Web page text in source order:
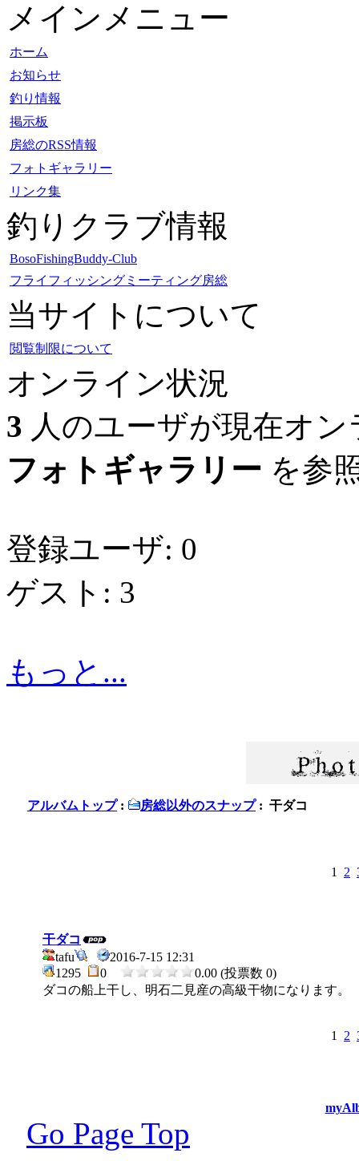
メインメニュー
ホーム
お知らせ
釣り情報
掲示板
房総のRSS情報
フォトギャラリー
リンク集
釣りクラブ情報
BosoFishingBuddy-Club
フライフィッシングミーティング房総
当サイトについて
閲覧制限について
オンライン状況
3 人のユーザが現在オ
フォトギャラリー を参
登録ユーザ: 0
ゲスト: 3
もっと...
アルバムトップ: 房総以外のスナップ: 干ダコ
1 2
干ダコ
tafu
2016-7-15 12:31
1295
0
0.00 (投票数 0)
ダコの船上干し、明石二見産の高級干物になります。
1 2
Go Page Top